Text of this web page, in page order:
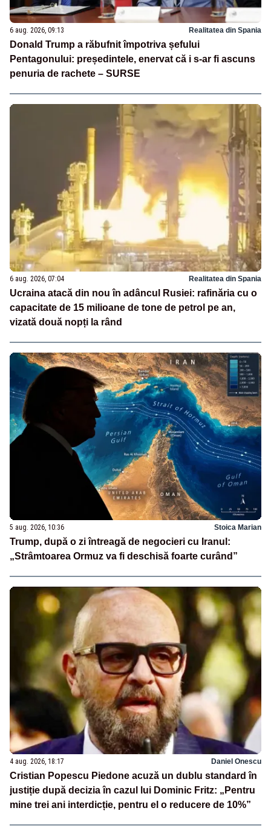
6 aug. 2026, 09:13 Realitatea din Spania
Donald Trump a răbufnit împotriva șefului
Pentagonului: președintele, enervat că i s-ar fi ascuns
penuria de rachete – SURSE
6 aug. 2026, 07:04 Realitatea din Spania
Ucraina atacă din nou în adâncul Rusiei: rafinăria cu o
capacitate de 15 milioane de tone de petrol pe an,
vizată două nopți la rând
5 aug. 2026, 10:36 Stoica Marian
Trump, după o zi întreagă de negocieri cu Iranul:
„Strâmtoarea Ormuz va fi deschisă foarte curând”
4 aug. 2026, 18:17 Daniel Onescu
Cristian Popescu Piedone acuză un dublu standard în
justiție după decizia în cazul lui Dominic Fritz: „Pentru
mine trei ani interdicție, pentru el o reducere de 10%”